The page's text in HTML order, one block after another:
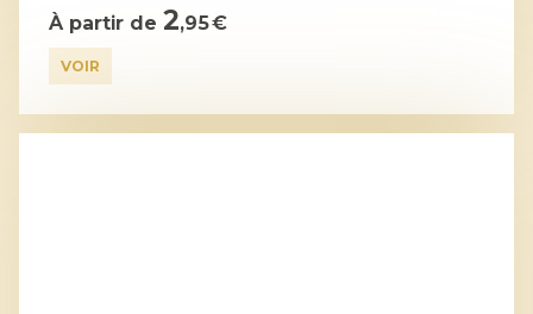
À partir de 2,95 €
VOIR